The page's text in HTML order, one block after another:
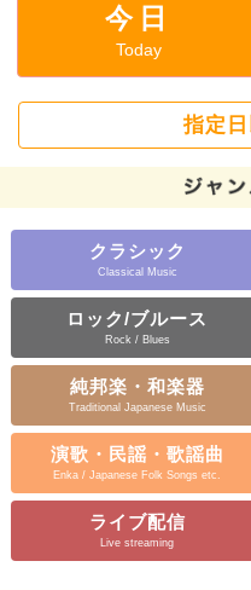
今日
Today
指定
クラシック
Classical Music
ロック/ブルース
Rock / Blues
純邦楽・和楽器
Traditional Japanese Music
演歌・民謡・歌謡曲
Enka / Japanese Folk Songs etc.
ライブ配信
Live streaming